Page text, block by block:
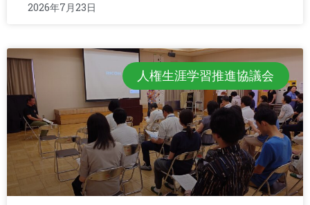
2026年7月23日
人権生涯学習推進協議会